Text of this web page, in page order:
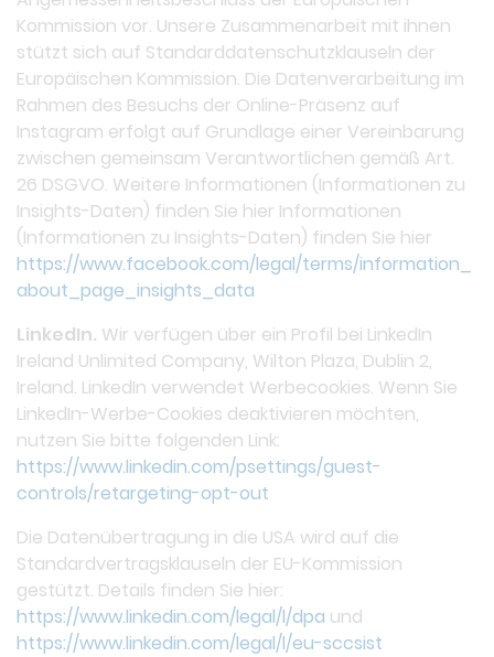
Kommission vor. Unsere Zusammenarbeit mit ihnen
stützt sich auf Standarddatenschutzklauseln der
Europäischen Kommission. Die Datenverarbeitung im
Rahmen des Besuchs der Online-Präsenz auf
Instagram erfolgt auf Grundlage einer Vereinbarung
zwischen gemeinsam Verantwortlichen gemäß Art.
26 DSGVO. Weitere Informationen (Informationen zu
Insights-Daten) finden Sie hier Informationen
(Informationen zu Insights-Daten) finden Sie hier
https://www.facebook.com/legal/terms/information_
about_page_insights_data
LinkedIn. Wir verfügen über ein Profil bei LinkedIn
Ireland Unlimited Company, Wilton Plaza, Dublin 2,
Ireland. LinkedIn verwendet Werbecookies. Wenn Sie
LinkedIn-Werbe-Cookies deaktivieren möchten,
nutzen Sie bitte folgenden Link:
https://www.linkedin.com/psettings/guest-
controls/retargeting-opt-out
Die Datenübertragung in die USA wird auf die
Standardvertragsklauseln der EU-Kommission
gestützt. Details finden Sie hier:
https://www.linkedin.com/legal/l/dpa und
https://www.linkedin.com/legal/l/eu-sccsist